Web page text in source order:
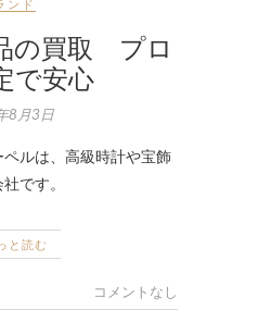
ンド
の買取 プロ
で安心
8月3日
ルは、高級時計や宝飾
です。
と読む
コメントなし